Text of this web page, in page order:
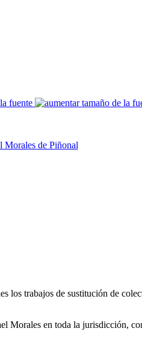
fuente
trabajos de sustitución de
en toda la jurisdicción,